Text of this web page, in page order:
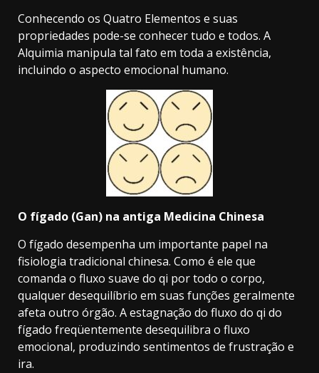
Conhecendo os Quatro Elementos e suas
propriedades pode-se conhecer tudo e todos. A
Alquimia manipula tal fato em toda a existência,
incluindo o aspecto emocional humano.
O fígado (Gan) na antiga Medicina Chinesa
O fígado desempenha um importante papel na
fisiologia tradicional chinesa. Como é ele que
comanda o fluxo suave do qi por todo o corpo,
qualquer desequilíbrio em suas funções geralmente
afeta outro órgão. A estagnação do fluxo do qi do
fígado freqüentemente desequilibra o fluxo
emocional, produzindo sentimentos de frustração e
ira.